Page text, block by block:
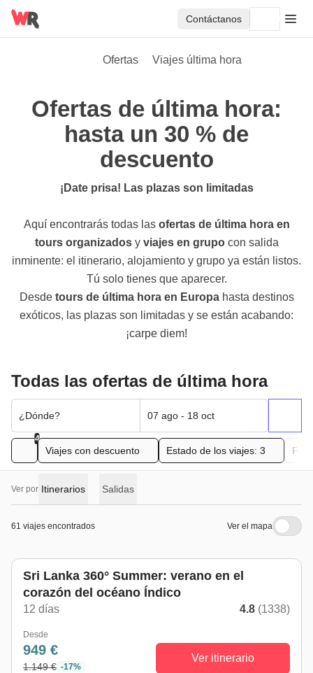
Contáctanos
Ofertas Viajes última hora
Ofertas de última hora:
hasta un 30 % de
descuento
¡Date prisa! Las plazas son limitadas
Aquí encontrarás todas las ofertas de última hora en
tours organizadosy viajes en grupocon salida
inminente: el itinerario, alojamiento y grupo ya están listos.
Tú solo tienes que aparecer.
Desde tours de última hora en Europahasta destinos
exóticos, las plazas son limitadas y se están acabando:
¡carpe diem!
Todas las ofertas de última hora
¿Dónde? 07 ago - 18 oct
4
Viajes con descuento Estado de los viajes: 3
Ver por Itinerarios Salidas
61 viajes encontrados Ver el mapa
Sri Lanka 360° Summer: verano en el
corazón del océano Índico
12 días 4.8 (1338)
Desde
949 €
1.149 € -17%
Ver itinerario